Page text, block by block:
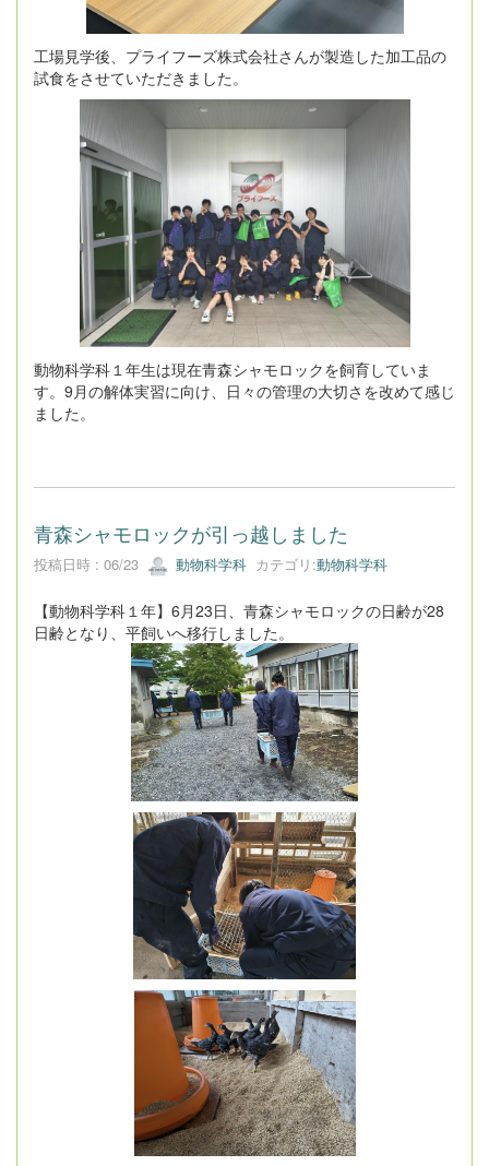
工場見学後、プライフーズ株式会社さんが製造した加工品の
試食をさせていただきました。
動物科学科１年生は現在青森シャモロックを飼育していま
す。9月の解体実習に向け、日々の管理の大切さを改めて感じ
ました。
青森シャモロックが引っ越しました
投稿日時 : 06/23 動物科学科 カテゴリ:動物科学科
【動物科学科１年】6月23日、青森シャモロックの日齢が28
日齢となり、平飼いへ移行しました。